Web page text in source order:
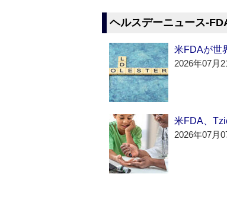
ヘルスデーニュース
米FDAが世
2026年07月
米FDA、
2026年07月